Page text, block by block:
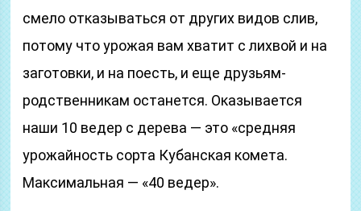
смело отказываться от других видов слив,
потому что урожая вам хватит с лихвой и на
заготовки, и на поесть, и еще друзьям-
родственникам останется. Оказывается
наши 10 ведер с дерева — это «средняя
урожайность сорта Кубанская комета.
Максимальная — «40 ведер».